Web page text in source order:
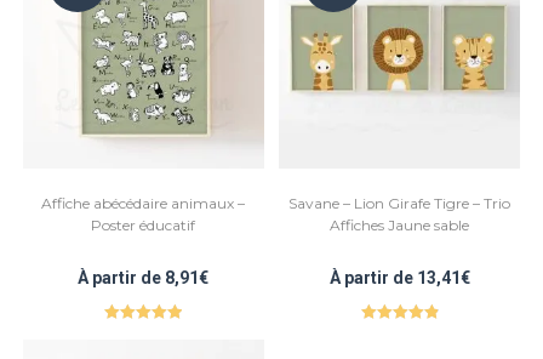
Affiche abécédaire animaux –
Poster éducatif
À partir de 8,91€
Savane – Lion Girafe Tigre – Trio
Affiches Jaune sable
À partir de 13,41€